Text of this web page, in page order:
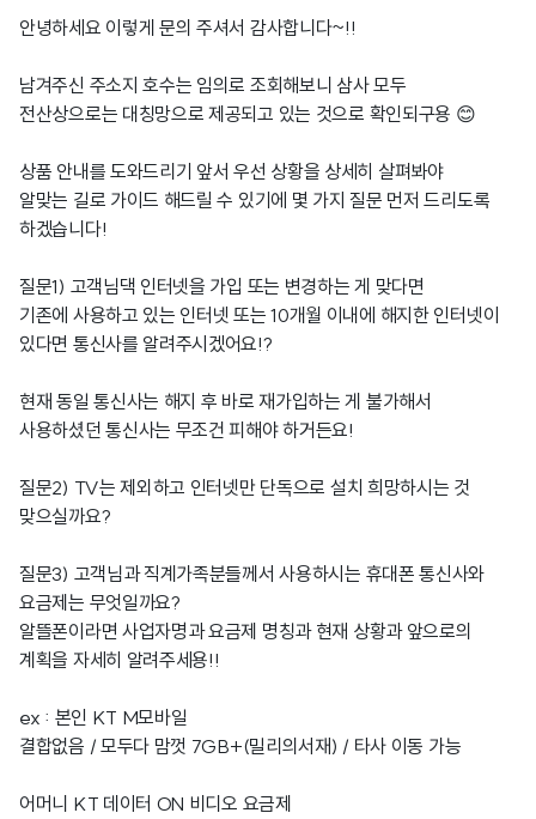
안녕하세요 이렇게 문의 주셔서 감사합니다~!!
남겨주신 주소지 호수는 임의로 조회해보니 삼사 모두
전산상으로는 대칭망으로 제공되고 있는 것으로 확인되구용 😊
상품 안내를 도와드리기 앞서 우선 상황을 상세히 살펴봐야
알맞는 길로 가이드 해드릴 수 있기에 몇 가지 질문 먼저 드리도록
하겠습니다!
질문1) 고객님댁 인터넷을 가입 또는 변경하는 게 맞다면
기존에 사용하고 있는 인터넷 또는 10개월 이내에 해지한 인터넷이
있다면 통신사를 알려주시겠어요!?
현재 동일 통신사는 해지 후 바로 재가입하는 게 불가해서
사용하셨던 통신사는 무조건 피해야 하거든요!
질문2) TV는 제외하고 인터넷만 단독으로 설치 희망하시는 것
맞으실까요?
질문3) 고객님과 직계가족분들께서 사용하시는 휴대폰 통신사와
요금제는 무엇일까요?
알뜰폰이라면 사업자명과 요금제 명칭과 현재 상황과 앞으로의
계획을 자세히 알려주세용!!
ex : 본인 KT M모바일
결합없음 / 모두다 맘껏 7GB+(밀리의서재) / 타사 이동 가능
어머니 KT 데이터 ON 비디오 요금제